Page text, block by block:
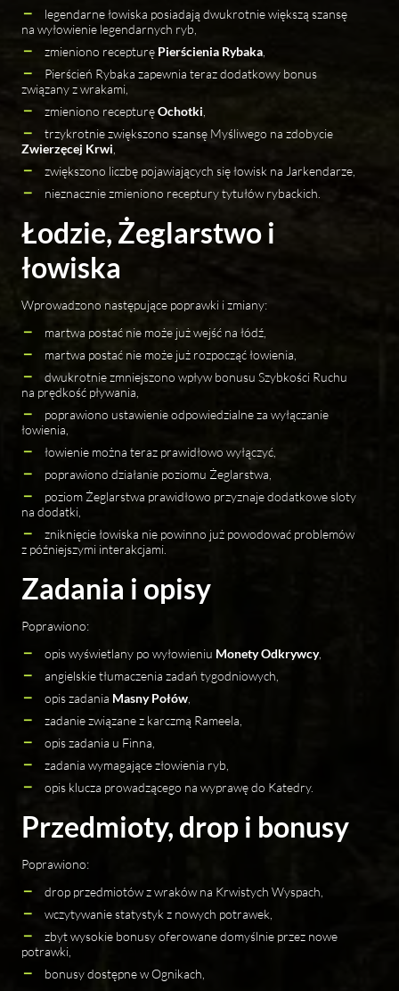
legendarne łowiska posiadają dwukrotnie większą szansę
na wyłowienie legendarnych ryb,
zmieniono recepturę Pierścienia Rybaka
Pierścień Rybaka zapewnia teraz dodatkowy bonus
związany z wrakami,
zmieniono recepturęOchotki
trzykrotnie zwiększono szansę Myśliwego na zdobycie
Zwierzęcej Krwi
zwiększono liczbę pojawiających się łowisk na Jarkendarze,
nieznacznie zmieniono receptury tytułów rybackich.
Łodzie, Żeglarstwo i
łowiska
Wprowadzono następujące poprawki i zmiany:
martwa postać nie może już wejść na łódź,
martwa postać nie może już rozpocząć łowienia,
dwukrotnie zmniejszono wpływ bonusu Szybkości Ruchu
na prędkość pływania,
poprawiono ustawienie odpowiedzialne za wyłączanie
łowienia,
łowienie można teraz prawidłowo wyłączyć,
poprawiono działanie poziomu Żeglarstwa,
poziom Żeglarstwa prawidłowo przyznaje dodatkowe sloty
na dodatki,
zniknięcie łowiska nie powinno już powodować problemów
z późniejszymi interakcjami.
Zadania i opisy
Poprawiono:
opis wyświetlany po wyłowieniu Monety Odkrywcy,
angielskie tłumaczenia zadań tygodniowych,
opis zadania Masny Połów
zadanie związane z karczmą Rameela,
opis zadania u Finna,
zadania wymagające złowienia ryb,
opis klucza prowadzącego na wyprawę do Katedry.
Przedmioty, drop i bonusy
Poprawiono:
drop przedmiotów z wraków na Krwistych Wyspach,
wczytywanie statystyk z nowych potrawek,
zbyt wysokie bonusy oferowane domyślnie przez nowe
potrawki,
bonusy dostępne w Ognikach,